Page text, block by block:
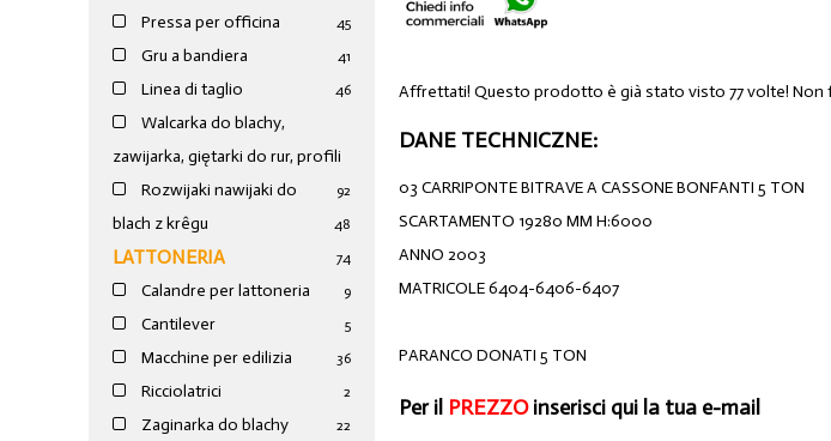
Pressa per officina 45
Gru a bandiera 41
Linea di taglio 46
Walcarka do blachy,
zawijarka, giętarki do rur, profili
92
Rozwijaki nawijaki do
blach z krêgu
48
LATTONERIA 74
Calandre per lattoneria 9
Cantilever 5
Macchine per edilizia 36
Ricciolatrici 2
Zaginarka do blachy 22
Affrettati! Questo prodotto è già stato visto 77 volte! Non
DANE TECHNICZNE:
03 CARRIPONTE BITRAVE A CASSONE BONFANTI 5 TON
SCARTAMENTO 19280 MM H:6000
ANNO 2003
MATRICOLE 6404-6406-6407
PARANCO DONATI 5 TON
Per il PREZZOinserisci qui la tua e-mail